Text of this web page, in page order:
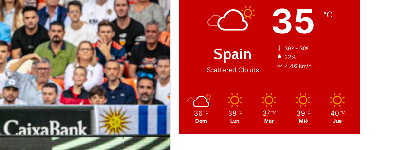
Spain
Scattered Clouds
35 ℃
36º - 30º
22%
4.46 km/h
36 ℃
Dom
38 ℃
Lun
37 ℃
Mar
39 ℃
Mié
40 ℃
Jue